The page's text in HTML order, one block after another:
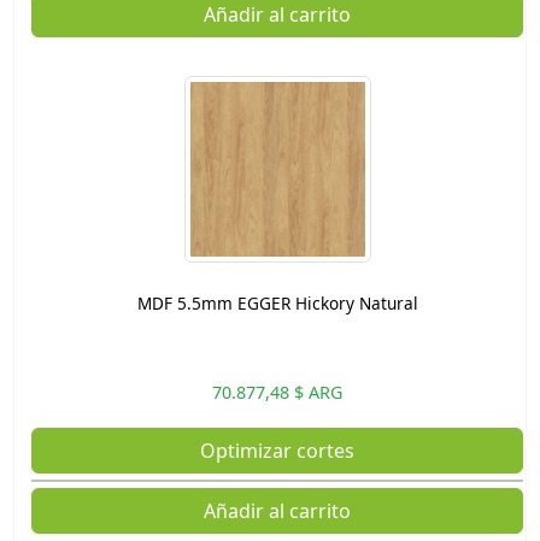
Añadir al carrito
MDF 5.5mm EGGER Hickory Natural
70.877,48 $ ARG
Optimizar cortes
Añadir al carrito